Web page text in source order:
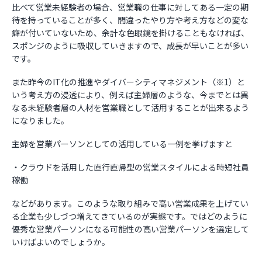
比べて営業未経験者の場合、営業職の仕事に対してある一定の期
待を持っていることが多く、間違ったやり方や考え方などの変な
癖が付いていないため、余計な色眼鏡を掛けることもなければ、
スポンジのように吸収していきますので、成長が早いことが多い
です。
また昨今のIT化の推進やダイバーシティマネジメント（※1）と
いう考え方の浸透により、例えば主婦層のような、今までとは異
なる未経験者層の人材を営業職として活用することが出来るよう
になりました。
主婦を営業パーソンとしての活用している一例を挙げますと
・クラウドを活用した直行直帰型の営業スタイルによる時短社員
稼働
などがあります。このような取り組みで高い営業成果を上げてい
る企業も少しづつ増えてきているのが実態です。ではどのように
優秀な営業パーソンになる可能性の高い営業パーソンを選定して
いけばよいのでしょうか。